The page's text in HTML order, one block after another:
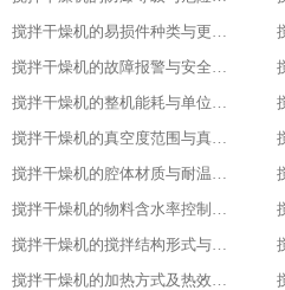
搅拌干燥机的易损件种类与更换周期
搅拌干燥机的故障报警与安全保护功能
搅拌干燥机的整机能耗与单位能耗标准
搅拌干燥机的真空度范围与真空干燥效果
搅拌干燥机的腔体材质与耐温耐腐蚀性能
搅拌干燥机的物料含水率控制范围
搅拌干燥机的搅拌结构形式与适配物料
搅拌干燥机的加热方式及热效率指标